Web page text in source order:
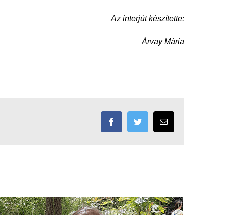
Az interjút készítette:
Árvay Mária
FacebookTwitter Email: